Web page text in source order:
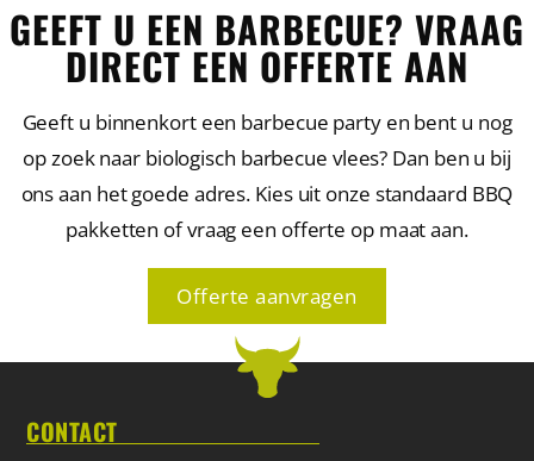
GEEFT U EEN BARBECUE? VRAAG
DIRECT EEN OFFERTE AAN
Geeft u binnenkort een barbecue party en bent u nog
op zoek naar biologisch barbecue vlees? Dan ben u bij
ons aan het goede adres. Kies uit onze standaard BBQ
pakketten of vraag een offerte op maat aan.
Offerte aanvragen
CONTACT